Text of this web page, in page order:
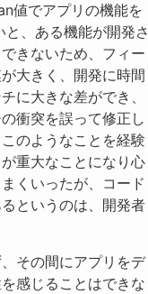
値でアプリの機能を
、ある機能が開発さ
きないため、フィー
大きく、開発に時間
に大きな差ができ、
衝突を誤って修正し
のようなことを経験
重大なことになり心
くいったが、コード
というのは、開発者
その間にアプリをデ
感じることはできな